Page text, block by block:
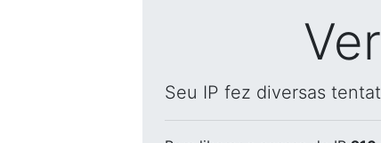
Seu IP fez diversas